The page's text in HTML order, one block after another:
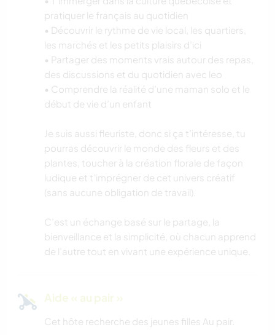
pratiquer le français au quotidien
• Découvrir le rythme de vie local, les quartiers,
les marchés et les petits plaisirs d’ici
• Partager des moments vrais autour des repas,
des discussions et du quotidien avec leo
• Comprendre la réalité d’une maman solo et le
début de vie d’un enfant
Je suis aussi fleuriste, donc si ça t’intéresse, tu
pourras découvrir le monde des fleurs et des
plantes, toucher à la création florale de façon
ludique et t’imprégner de cet univers créatif
(sans aucune obligation de travail).
C’est un échange basé sur le partage, la
bienveillance et la simplicité, où chacun apprend
de l’autre tout en vivant une expérience unique.
Aide « au pair »
Cet hôte recherche des jeunes filles Au pair.